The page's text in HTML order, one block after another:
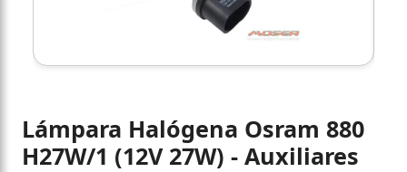
Lámpara Halógena Osram 880
H27W/1 (12V 27W) - Auxiliares